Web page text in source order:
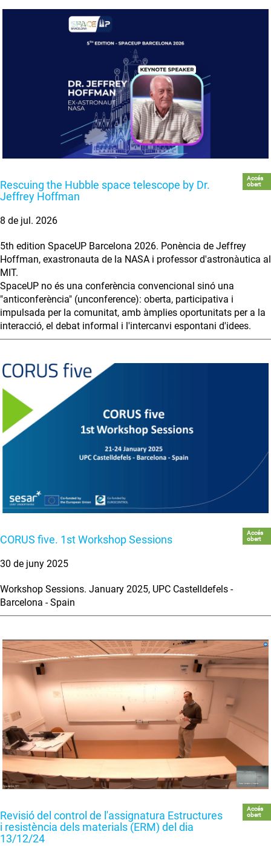
Rescuing the Hubble space telescope by Dr.
Jeffrey Hoffman
Accés
obert
8 de jul. 2026
5th edition SpaceUP Barcelona 2026. Ponència de Jeffrey
Hoffman, exastronauta de la NASA i professor d'astronàutica al
MIT.
SpaceUP no és una conferència convencional sinó una
"anticonferència" (unconference): oberta, participativa i
impulsada per la comunitat, amb àmplies oportunitats per a la
interacció, el debat informal i l'intercanvi espontani d'idees.
CORUS five. 1st Workshop Sessions
Accés
obert
30 de juny 2025
Workshop Sessions. January 2025, UPC Castelldefels -
Barcelona - Spain
Revisió del control de l'assignatura Estructures
i resistència dels materials (ERM) del dia
13/12/24
Accés
obert